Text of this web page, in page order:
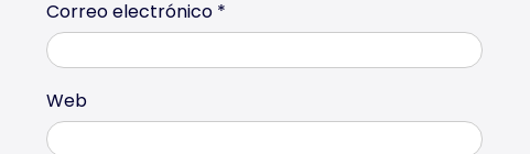
Correo electrónico *
Web